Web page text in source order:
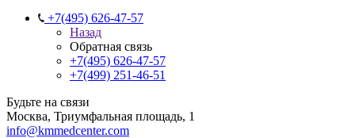
+7(495) 626-47-57
Назад
Обратная связь
+7(495) 626-47-57
+7(499) 251-46-51
Будьте на связи
Москва, Триумфальная площадь, 1
info@kmmedcenter.com